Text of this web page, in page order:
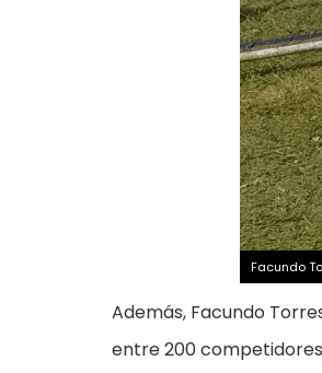
Facundo
Además, Facundo
entre 200